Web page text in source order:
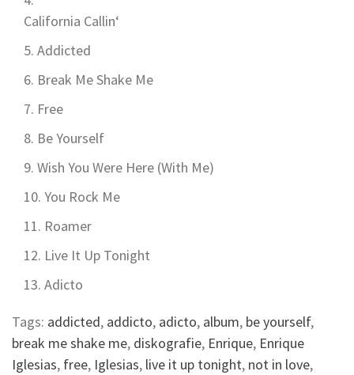
California Callin‘
Addicted
Break Me Shake Me
Free
Be Yourself
Wish You Were Here (With Me)
You Rock Me
Roamer
Live It Up Tonight
Adicto
Tags: addicted, addicto, adicto, album, be yourself,
break me shake me, diskografie, Enrique, Enrique
Iglesias, free, Iglesias, live it up tonight, not in love,